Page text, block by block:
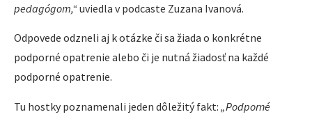
pedagógom,“uviedla v podcaste Zuzana Ivanová.
Odpovede odzneli aj k otázke či sa žiada o konkrétne
podporné opatrenie alebo či je nutná žiadosť na každé
podporné opatrenie.
Tu hostky poznamenali jeden dôležitý fakt: „Podporné